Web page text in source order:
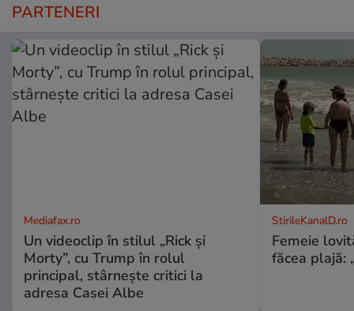
PARTENERI
Mediafax.ro
Un videoclip în stilul „Rick și
Morty”, cu Trump în rolul
principal, stârnește critici la
adresa Casei Albe
StirileKanalD.ro
Femeie
făcea plajă: